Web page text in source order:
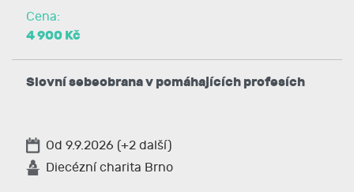
Cena:
4 900 Kč
Slovní sebeobrana v pomáhajících profesích
Od 9.9.2026 (+2 další)
Diecézní charita Brno